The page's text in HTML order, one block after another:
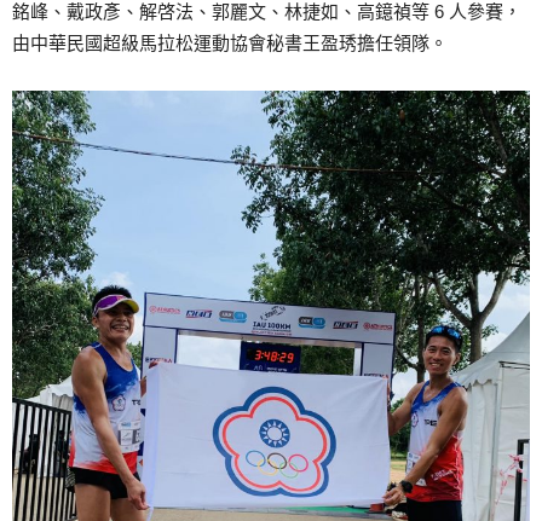
銘峰、戴政彥、解啓法、郭麗文、林捷如、高鐿禎等 6 人參賽，
由中華民國超級馬拉松運動協會秘書王盈琇擔任領隊。